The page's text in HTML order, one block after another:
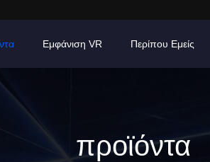
Εμφάνιση VR Περίπου Εμείς
προϊόντα